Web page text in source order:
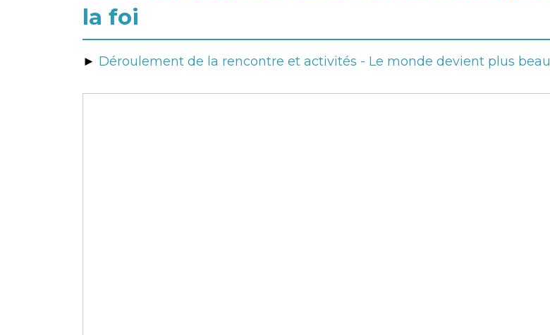
la foi
► Déroulement de la rencontre et activités - Le monde devient plus beau